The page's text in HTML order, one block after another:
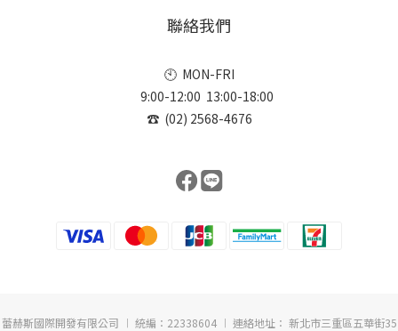
聯絡我們
🕙 MON-FRI
9:00-12:00 13:00-18:00
☎ (02) 2568-4676
蕾赫斯國際開發有限公司 ︱ 統編：22338604 ︱ 連絡地址： 新北市三重區五華街35